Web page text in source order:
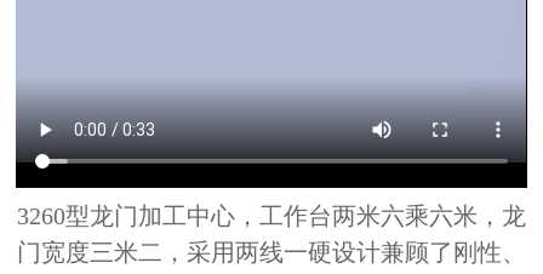
3260型龙门加工中心，工作台两米六乘六米，龙
门宽度三米二， 采用两线一硬设计兼顾了刚性、